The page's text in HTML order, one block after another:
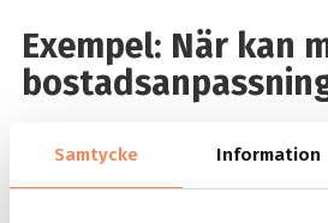
Samtycke Information
Exempel: När kan
Kerstin är 75 år och har
neurologisk diagnos som gör